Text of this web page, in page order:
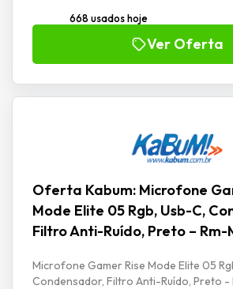
668 usados hoje
Ver Oferta
Oferta Kabum: Microfone
Mode Elite 05 Rgb, Usb-C,
Filtro Anti-Ruído, Preto –
Microfone Gamer Rise Mode Elite 05
Condensador, Filtro Anti-Ruído, Preto